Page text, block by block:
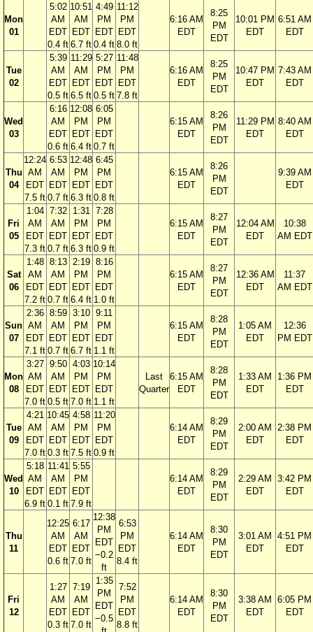
Mon
01
5:02
AM
EDT
0.4 ft
10:51
AM
EDT
6.7 ft
4:49
PM
EDT
0.4 ft
11:12
PM
EDT
8.0 ft
6:16 AM
EDT
8:25
PM
EDT
10:01 PM
EDT
6:51 AM
EDT
Tue
02
5:39
AM
EDT
0.5 ft
11:29
AM
EDT
6.5 ft
5:27
PM
EDT
0.5 ft
11:48
PM
EDT
7.8 ft
6:16 AM
EDT
8:25
PM
EDT
10:47 PM
EDT
7:43 AM
EDT
Wed
03
6:16
AM
EDT
0.6 ft
12:08
PM
EDT
6.4 ft
6:05
PM
EDT
0.7 ft
6:15 AM
EDT
8:26
PM
EDT
11:29 PM
EDT
8:40 AM
EDT
Thu
04
12:24
AM
EDT
7.5 ft
6:53
AM
EDT
0.7 ft
12:48
PM
EDT
6.3 ft
6:45
PM
EDT
0.8 ft
6:15 AM
EDT
8:26
PM
EDT
9:39 AM
EDT
Fri
05
1:04
AM
EDT
7.3 ft
7:32
AM
EDT
0.7 ft
1:31
PM
EDT
6.3 ft
7:28
PM
EDT
0.9 ft
6:15 AM
EDT
8:27
PM
EDT
12:04 AM
EDT
10:38
AM EDT
Sat
06
1:48
AM
EDT
7.2 ft
8:13
AM
EDT
0.7 ft
2:19
PM
EDT
6.4 ft
8:16
PM
EDT
1.0 ft
6:15 AM
EDT
8:27
PM
EDT
12:36 AM
EDT
11:37
AM EDT
Sun
07
2:36
AM
EDT
7.1 ft
8:59
AM
EDT
0.7 ft
3:10
PM
EDT
6.7 ft
9:11
PM
EDT
1.1 ft
6:15 AM
EDT
8:28
PM
EDT
1:05 AM
EDT
12:36
PM EDT
Mon
08
3:27
AM
EDT
7.0 ft
9:50
AM
EDT
0.5 ft
4:03
PM
EDT
7.0 ft
10:14
PM
EDT
1.1 ft
Last
Quarter
6:15 AM
EDT
8:28
PM
EDT
1:33 AM
EDT
1:36 PM
EDT
Tue
09
4:21
AM
EDT
7.0 ft
10:45
AM
EDT
0.3 ft
4:58
PM
EDT
7.5 ft
11:20
PM
EDT
0.9 ft
6:14 AM
EDT
8:29
PM
EDT
2:00 AM
EDT
2:38 PM
EDT
Wed
10
5:18
AM
EDT
6.9 ft
11:41
AM
EDT
0.1 ft
5:55
PM
EDT
7.9 ft
6:14 AM
EDT
8:29
PM
EDT
2:29 AM
EDT
3:42 PM
EDT
Thu
11
12:25
AM
EDT
0.6 ft
6:17
AM
EDT
7.0 ft
12:38
PM
EDT
−0.2
ft
6:53
PM
EDT
8.4 ft
6:14 AM
EDT
8:30
PM
EDT
3:01 AM
EDT
4:51 PM
EDT
Fri
12
1:27
AM
EDT
0.3 ft
7:19
AM
EDT
7.0 ft
1:35
PM
EDT
−0.5
7:52
PM
EDT
8.8 ft
6:14 AM
EDT
8:30
PM
EDT
3:38 AM
EDT
6:05 PM
EDT